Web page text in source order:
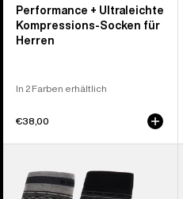
Performance + Ultraleichte
Kompressions-Socken für
Herren
In 2 Farben erhältlich
€38,00
Performance
Lightweight